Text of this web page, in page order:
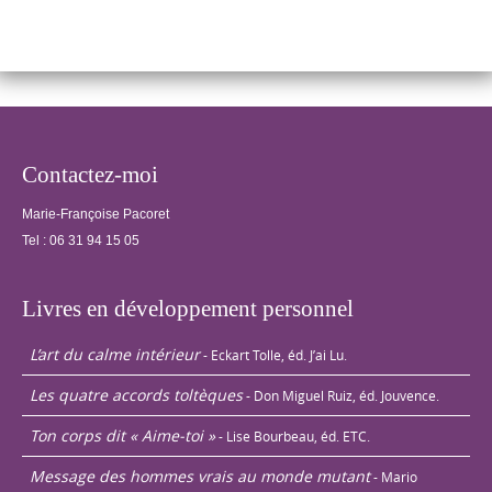
Contactez-moi
Marie-Françoise Pacoret
Tel : 06 31 94 15 05
Livres en développement personnel
L’art du calme intérieur- Eckart Tolle, éd. J’ai Lu.
Les quatre accords toltèques- Don Miguel Ruiz, éd. Jouvence.
Ton corps dit « Aime-toi »- Lise Bourbeau, éd. ETC.
Message des hommes vrais au monde mutant- Mario